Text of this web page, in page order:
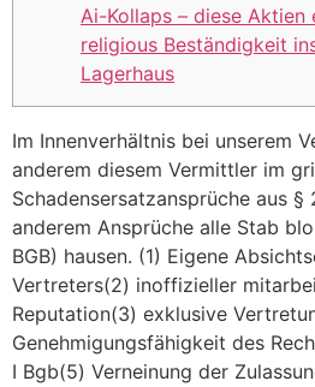
Ai-Kollaps – diese Aktien
religious Beständigkeit
Lagerhaus
Im Innenverhältnis bei unserem
anderem diesem Vermittler im
Schadensersatzansprüche aus
anderem Ansprüche alle Stab
BGB) hausen. (1) Eigene
Vertreters(2) inoffizieller
Reputation(3) exklusive
Genehmigungsfähigkeit des
I Bgb(5) Verneinung der